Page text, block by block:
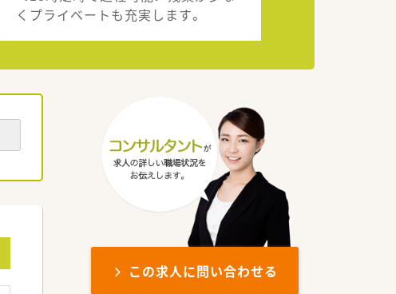
くプライベートも充実します。
この求人に問い合わせる